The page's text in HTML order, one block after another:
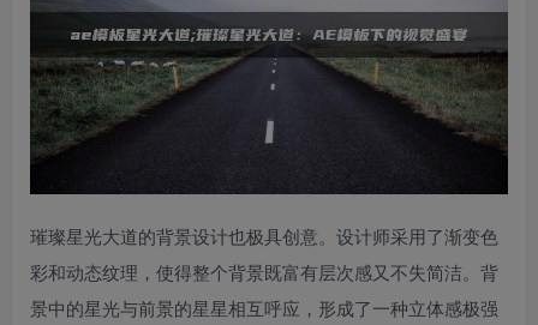
璀璨星光大道的背景设计也极具创意。设计师采用了渐变色
彩和动态纹理，使得整个背景既富有层次感又不失简洁。背
景中的星光与前景的星星相互呼应，形成了一种立体感极强